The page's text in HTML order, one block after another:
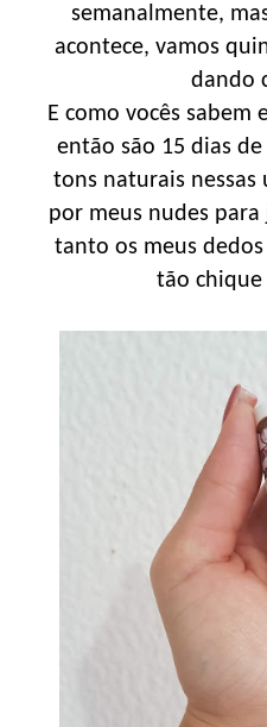
semanalmente,
acontece, vamos
dando
E como vocês sabem
então são 15 dias
tons naturais nessas
por meus nudes
tanto os meus
tão chique